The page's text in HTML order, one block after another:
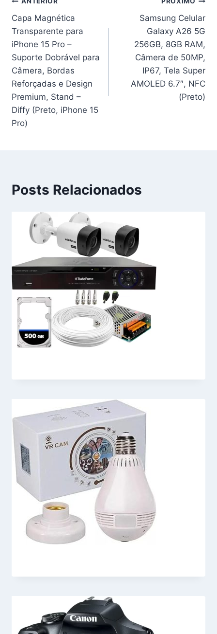
Navegação
de
Post
Capa Magnética
Transparente para
iPhone 15 Pro –
Suporte Dobrável para
Câmera, Bordas
Reforçadas e Design
Premium, Stand –
Diffy (Preto, iPhone 15
Pro)
Samsung Celular
Galaxy A26 5G
256GB, 8GB RAM,
Câmera de 50MP,
IP67, Tela Super
AMOLED 6.7″, NFC
(Preto)
Posts Relacionados